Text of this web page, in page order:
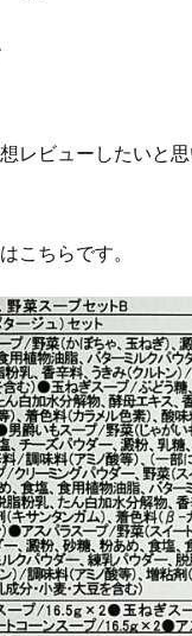
レビューしたいと思
こちらです。